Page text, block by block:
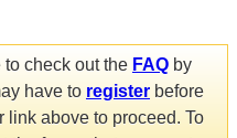
to check out the FAQ by
have to register before
link above to proceed. To